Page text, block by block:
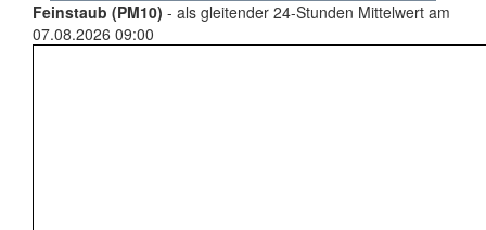
Feinstaub (PM10) - als gleitender 24-Stunden Mittelwert am
07.08.2026 09:00